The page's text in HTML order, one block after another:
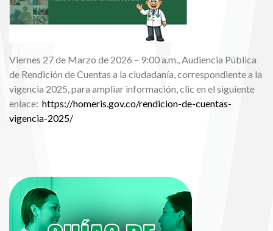
Viernes 27 de Marzo de 2026 – 9:00 a.m., Audiencia Pública
de Rendición de Cuentas a la ciudadanía, correspondiente a la
vigencia 2025, para ampliar información, clic en el siguiente
enlace: https://homeris.gov.co/rendicion-de-cuentas-
vigencia-2025/